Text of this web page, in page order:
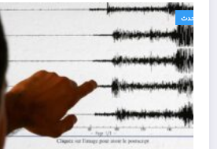
الجزائر الحدث